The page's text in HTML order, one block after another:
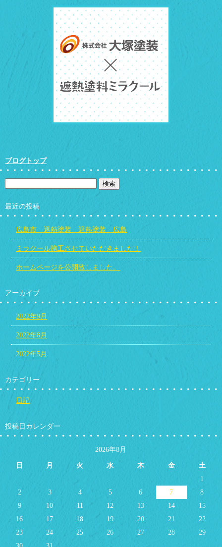
ブログトップ
最近の投稿
広島市 遮熱塗装 遮熱塗装 広島
ミラクール施工させていただきました！
ホームページを公開致しました。
アーカイブ
2022年9月
2022年8月
2022年5月
カテゴリー
日記
投稿日カレンダー
2026年8月
日 月 火 水 木 金
土
1
2
3 4 5 6 7
8
9
10 11 12 13 14
15
16
17 18 19 20 21
22
23
24 25 26 27 28
29